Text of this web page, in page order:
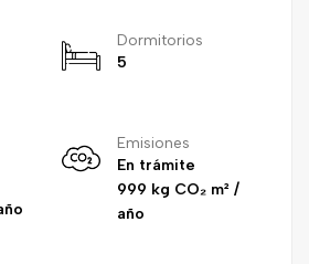
Dormitorios
5
Emisiones
En trámite
999 kg CO₂ m² /
año